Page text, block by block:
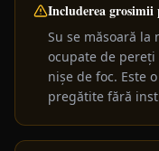
Includerea
Su se măsoară
ocupate de
nișe de foc. Este
pregătite fără